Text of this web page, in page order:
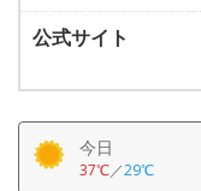
公式サイト
今日
37℃／29℃